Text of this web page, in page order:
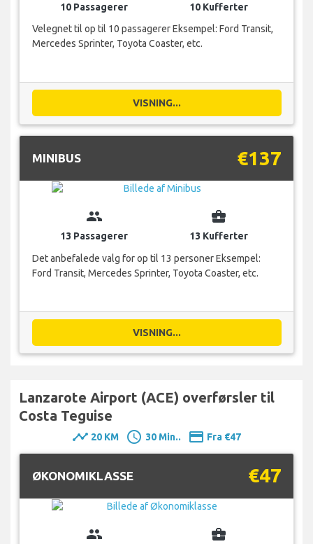
10 Passagerer
10 Kufferter
Velegnet til op til 10 passagerer Eksempel: Ford Transit,
Mercedes Sprinter, Toyota Coaster, etc.
VISNING...
MINIBUS €137
group
13 Passagerer
business_center
13 Kufferter
Det anbefalede valg for op til 13 personer Eksempel:
Ford Transit, Mercedes Sprinter, Toyota Coaster, etc.
VISNING...
Lanzarote Airport (ACE) overførsler til
Costa Teguise
timeline 20 KM schedule 30 Min.. payment Fra €47
ØKONOMIKLASSE €47
group business_center